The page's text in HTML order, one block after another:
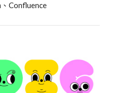
Confluence